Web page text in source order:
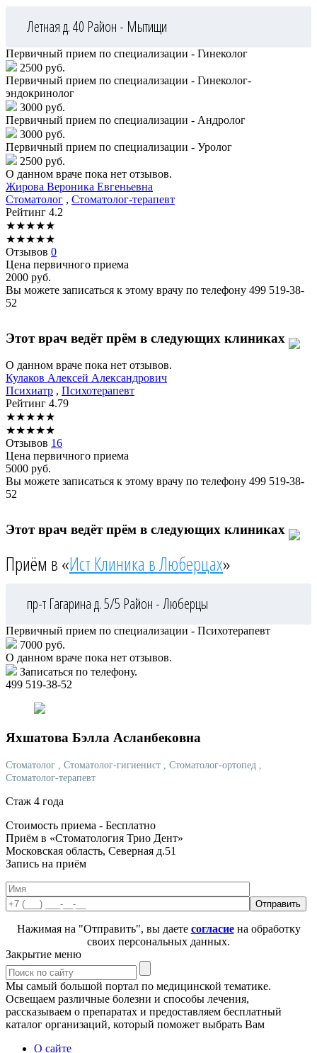
Летная д. 40 Район - Мытищи
Первичный прием по специализации - Гинеколог
2500 руб.
Первичный прием по специализации - Гинеколог-
эндокринолог
3000 руб.
Первичный прием по специализации - Андролог
3000 руб.
Первичный прием по специализации - Уролог
2500 руб.
О данном враче пока нет отзывов.
Жирова Вероника Евгеньевна
Стоматолог , Стоматолог-терапевт
Рейтинг 4.2
★★★★★
★★★★★
Отзывов 0
Цена первичного приема
2000 руб.
Вы можете записаться к этому врачу по телефону 499 519-38-
52
Этот врач ведёт прём в следующих клиниках
О данном враче пока нет отзывов.
Кулаков Алексей Александрович
Психиатр , Психотерапевт
Рейтинг 4.79
★★★★★
★★★★★
Отзывов 16
Цена первичного приема
5000 руб.
Вы можете записаться к этому врачу по телефону 499 519-38-
52
Этот врач ведёт прём в следующих клиниках
Приём в «Ист Клиника в Люберцах»
пр-т Гагарина д. 5/5 Район - Люберцы
Первичный прием по специализации - Психотерапевт
7000 руб.
О данном враче пока нет отзывов.
Записаться по телефону.
499 519-38-52
Яхшатова Бэлла Асланбековна
Стоматолог , Стоматолог-гигиенист , Стоматолог-ортопед ,
Стоматолог-терапевт
Стаж 4 года
Стоимость приема - Бесплатно
Приём в «Стоматология Трио Дент»
Московская область, Северная д.51
Запись на приём
Нажимая на "Отправить", вы даете согласиена обработку
своих персональных данных.
Закрытие меню
Мы самый большой портал по медицинской тематике.
Освещаем различные болезни и способы лечения,
рассказываем о препаратах и предоставляем бесплатный
каталог организаций, который поможет выбрать Вам
О сайте